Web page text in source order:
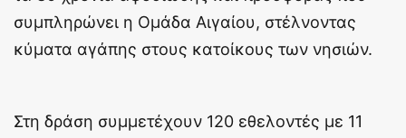
συμπληρώνει η Ομάδα Αιγαίου, στέλνοντας
κύματα αγάπης στους κατοίκους των νησιών.
Στη δράση συμμετέχουν 120 εθελοντές με 11